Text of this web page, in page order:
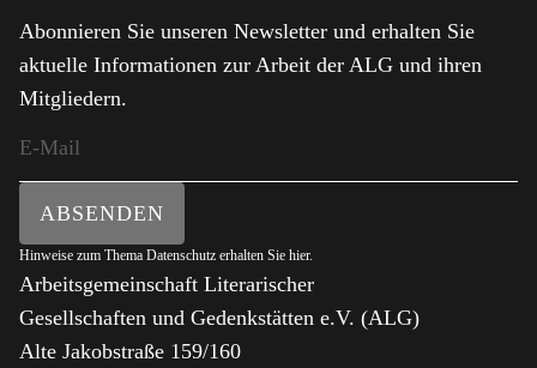
Abonnieren Sie unseren Newsletter und erhalten Sie
aktuelle Informationen zur Arbeit der ALG und ihren
Mitgliedern.
ABSENDEN
Hinweise zum Thema Datenschutz erhalten Sie hier.
Arbeitsgemeinschaft Literarischer
Gesellschaften und Gedenkstätten e.V. (ALG)
Alte Jakobstraße 159/160